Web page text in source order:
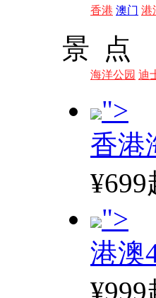
香港 澳门 港
景 点
海洋公园 迪
">
香港
¥699
">
港澳
¥999